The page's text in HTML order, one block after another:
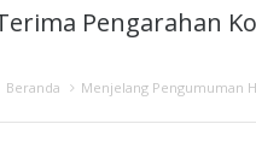
Pengarahan
Beranda Menjelang Pengumuman